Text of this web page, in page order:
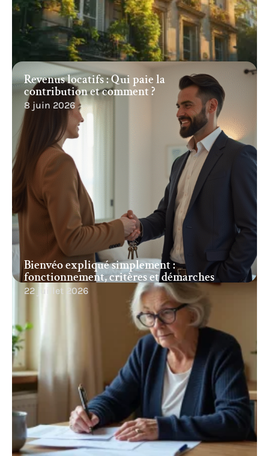
Bienvéo expliqué simplement :
fonctionnement, critères et démarches
22 juillet 2026
Revenus locatifs : Qui paie la
contribution et comment ?
8 juin 2026